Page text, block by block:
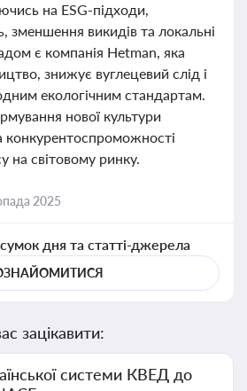
на ESG-підходи,
зменшення викидів та локальні
є компанія Hetman, яка
знижує вуглецевий слід і
екологічним стандартам.
нової культури
конкурентоспроможності
на світовому ринку.
2025
дня та статті-джерела
зацікавити:
системи КВЕД до